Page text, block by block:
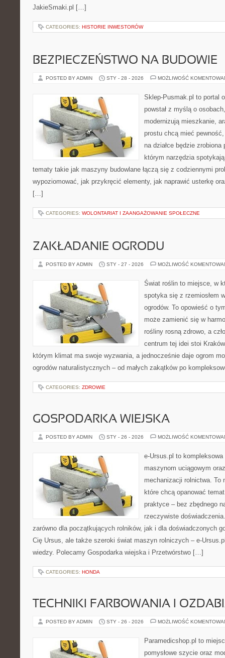
JakieSmaki.pl […]
CATEGORIES: HISTORIE INWESTORÓW
BEZPIECZEŃSTWO NA BUDOWIE
POSTED BY ADMIN STY - 28 - 2026 MOŻLIWOŚĆ
Sklep-Pusmak.pl to portal
powstał z myślą o
modernizują mieszkanie,
prostu chcą mieć
na działce będzie
którym narzędzia
tematy takie jak maszyny budowlane łączą się z codziennymi
wypoziomować, jak przykręcić elementy, jak naprawić usterkę
[…]
CATEGORIES: WOLONTARIAT I ZAANGAŻOWANIE SPOŁECZNE
ZAKŁADANIE OGRODU
POSTED BY ADMIN STY - 27 - 2026 MOŻLIWOŚĆ
Świat roślin to miejsce, w
spotyka się z rzemiosłem
ogrodów. To opowieść o
może zamienić się w
rośliny rosną zdrowo, a
centrum tej idei stoi
którym klimat ma swoje wyzwania, a jednocześnie daje ogrom
ogrodów naturalistycznych – od małych zakątków po
CATEGORIES: ZDROWIE
GOSPODARKA WIEJSKA
POSTED BY ADMIN STY - 26 - 2026 MOŻLIWOŚĆ
e-Ursus.pl to
maszynom uciągowym
mechanizacji rolnictwa. To
które chcą opanować
praktyce – bez zbędnego
rzeczywiste
zarówno dla początkujących rolników, jak i dla doświadczonych
Cię Ursus, ale także szeroki świat maszyn rolniczych – e-
wiedzy. Polecamy Gospodarka wiejska i Przetwórstwo […]
CATEGORIES: HONDA
TECHNIKI FARBOWANIA I
POSTED BY ADMIN STY - 26 - 2026 MOŻLIWOŚĆ
Paramedicshop.pl to
pomysłowe szycie oraz